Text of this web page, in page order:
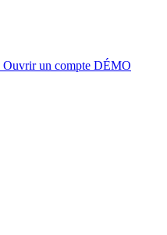
Ouvrir un compte DÉMO